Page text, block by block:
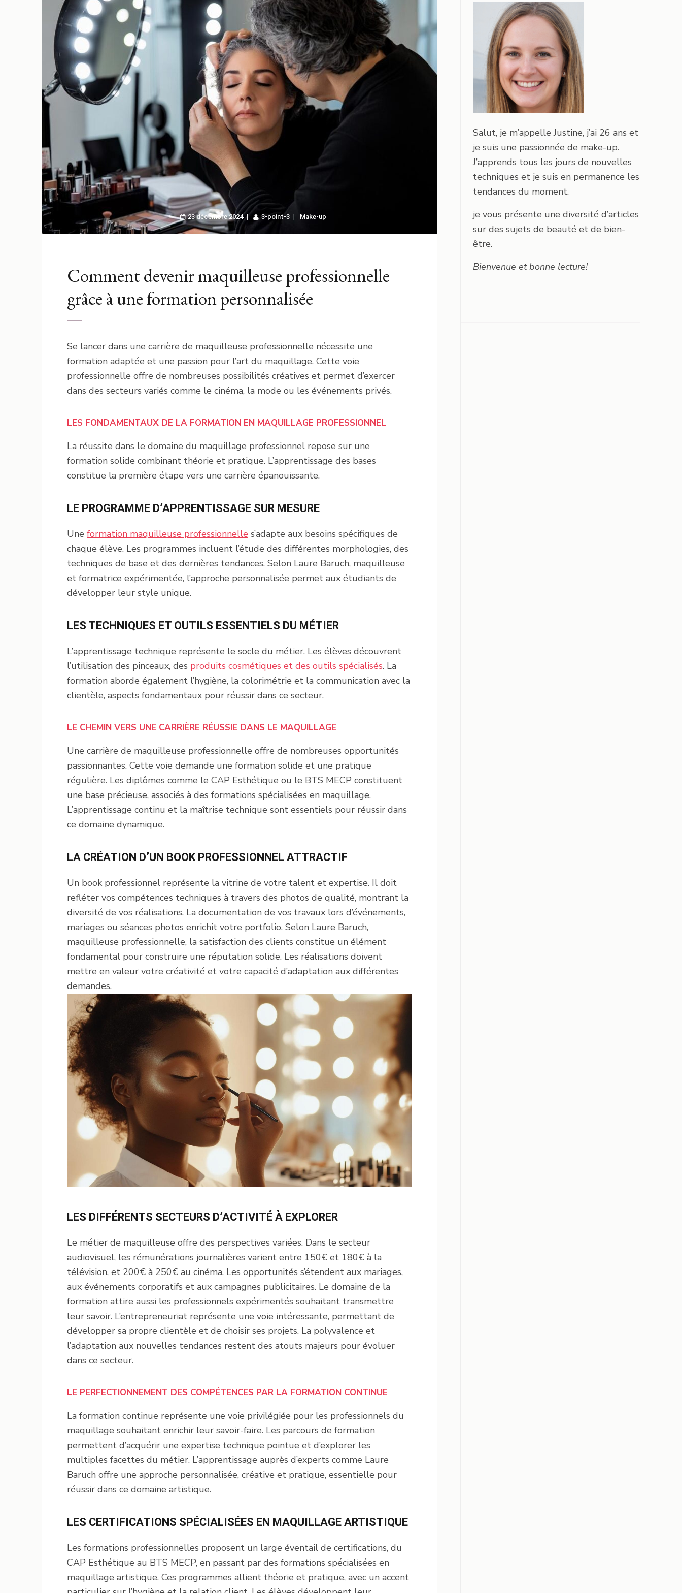
23 décembre 2024 3-point-3 Make-up
Comment devenir maquilleuse professionnelle
grâce à une formation personnalisée
Se lancer dans une carrière de maquilleuse professionnelle nécessite une
formation adaptée et une passion pour l’art du maquillage. Cette voie
professionnelle offre de nombreuses possibilités créatives et permet d’exercer
dans des secteurs variés comme le cinéma, la mode ou les événements privés.
LES FONDAMENTAUX DE LA FORMATION EN MAQUILLAGE PROFESSIONNEL
La réussite dans le domaine du maquillage professionnel repose sur une
formation solide combinant théorie et pratique. L’apprentissage des bases
constitue la première étape vers une carrière épanouissante.
LE PROGRAMME D’APPRENTISSAGE SUR MESURE
Une formation maquilleuse professionnelle s’adapte aux besoins spécifiques de
chaque élève. Les programmes incluent l’étude des différentes morphologies, des
techniques de base et des dernières tendances. Selon Laure Baruch, maquilleuse
et formatrice expérimentée, l’approche personnalisée permet aux étudiants de
développer leur style unique.
LES TECHNIQUES ET OUTILS ESSENTIELS DU MÉTIER
L’apprentissage technique représente le socle du métier. Les élèves découvrent
l’utilisation des pinceaux, des produits cosmétiques et des outils spécialisés. La
formation aborde également l’hygiène, la colorimétrie et la communication avec la
clientèle, aspects fondamentaux pour réussir dans ce secteur.
LE CHEMIN VERS UNE CARRIÈRE RÉUSSIE DANS LE MAQUILLAGE
Une carrière de maquilleuse professionnelle offre de nombreuses opportunités
passionnantes. Cette voie demande une formation solide et une pratique
régulière. Les diplômes comme le CAP Esthétique ou le BTS MECP constituent
une base précieuse, associés à des formations spécialisées en maquillage.
L’apprentissage continu et la maîtrise technique sont essentiels pour réussir dans
ce domaine dynamique.
LA CRÉATION D’UN BOOK PROFESSIONNEL ATTRACTIF
Un book professionnel représente la vitrine de votre talent et expertise. Il doit
refléter vos compétences techniques à travers des photos de qualité, montrant la
diversité de vos réalisations. La documentation de vos travaux lors d’événements,
mariages ou séances photos enrichit votre portfolio. Selon Laure Baruch,
maquilleuse professionnelle, la satisfaction des clients constitue un élément
fondamental pour construire une réputation solide. Les réalisations doivent
mettre en valeur votre créativité et votre capacité d’adaptation aux différentes
demandes.
LES DIFFÉRENTS SECTEURS D’ACTIVITÉ À EXPLORER
Le métier de maquilleuse offre des perspectives variées. Dans le secteur
audiovisuel, les rémunérations journalières varient entre 150€ et 180€ à la
télévision, et 200€ à 250€ au cinéma. Les opportunités s’étendent aux mariages,
aux événements corporatifs et aux campagnes publicitaires. Le domaine de la
formation attire aussi les professionnels expérimentés souhaitant transmettre
leur savoir. L’entrepreneuriat représente une voie intéressante, permettant de
développer sa propre clientèle et de choisir ses projets. La polyvalence et
l’adaptation aux nouvelles tendances restent des atouts majeurs pour évoluer
dans ce secteur.
LE PERFECTIONNEMENT DES COMPÉTENCES PAR LA FORMATION CONTINUE
La formation continue représente une voie privilégiée pour les professionnels du
maquillage souhaitant enrichir leur savoir-faire. Les parcours de formation
permettent d’acquérir une expertise technique pointue et d’explorer les
multiples facettes du métier. L’apprentissage auprès d’experts comme Laure
Baruch offre une approche personnalisée, créative et pratique, essentielle pour
réussir dans ce domaine artistique.
LES CERTIFICATIONS SPÉCIALISÉES EN MAQUILLAGE ARTISTIQUE
Les formations professionnelles proposent un large éventail de certifications, du
CAP Esthétique au BTS MECP, en passant par des formations spécialisées en
maquillage artistique. Ces programmes allient théorie et pratique, avec un accent
Salut, je m’appelle Justine, j’ai 26 ans et
je suis une passionnée de make-up.
J’apprends tous les jours de nouvelles
techniques et je suis en permanence les
tendances du moment.
je vous présente une diversité d’articles
sur des sujets de beauté et de bien-
être.
Bienvenue et bonne lecture!